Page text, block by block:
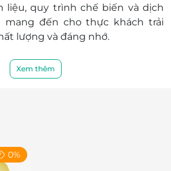
liệu, quy trình chế biến và dịch
mang đến cho thực khách trải
lượng và đáng nhớ.
vụ – Mộc mạc nhưng đầy
“giản lược đường phố” với
ấm áp. Những mảng trang trí
phản (đen, đỏ cháy, cam,
Xem thêm
0%